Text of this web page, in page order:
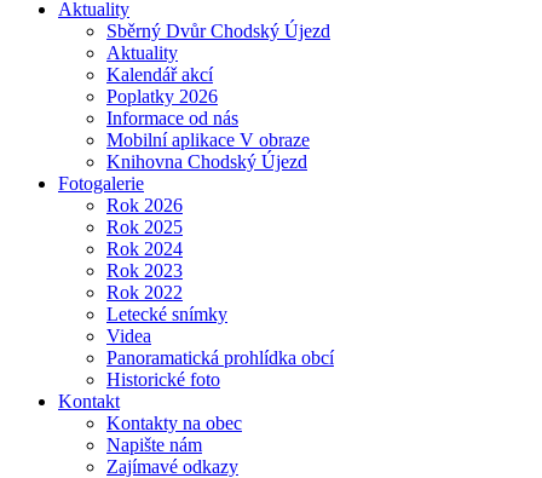
Aktuality
Sběrný Dvůr Chodský Újezd
Aktuality
Kalendář akcí
Poplatky 2026
Informace od nás
Mobilní aplikace V obraze
Knihovna Chodský Újezd
Fotogalerie
Rok 2026
Rok 2025
Rok 2024
Rok 2023
Rok 2022
Letecké snímky
Videa
Panoramatická prohlídka obcí
Historické foto
Kontakt
Kontakty na obec
Napište nám
Zajímavé odkazy